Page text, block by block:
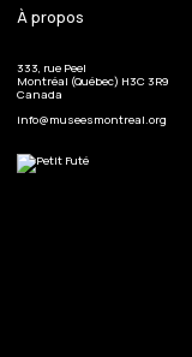
À propos
333, rue Peel
Montréal (Québec) H3C 3R9
Canada
info@museesmontreal.org